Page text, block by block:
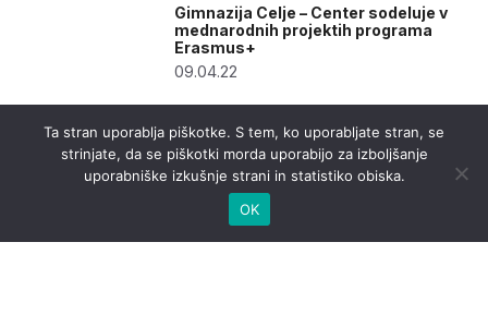
Gimnazija Celje – Center sodeluje v
mednarodnih projektih programa
Erasmus+
09.04.22
Ta stran uporablja piškotke. S tem, ko uporabljate stran, se
strinjate, da se piškotki morda uporabijo za izboljšanje
uporabniške izkušnje strani in statistiko obiska.
OK